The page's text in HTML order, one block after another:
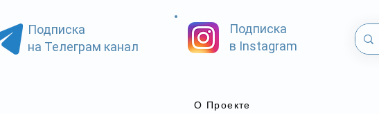
Подписка
на Телеграм канал
Подписка
в Instagram
О Проекте